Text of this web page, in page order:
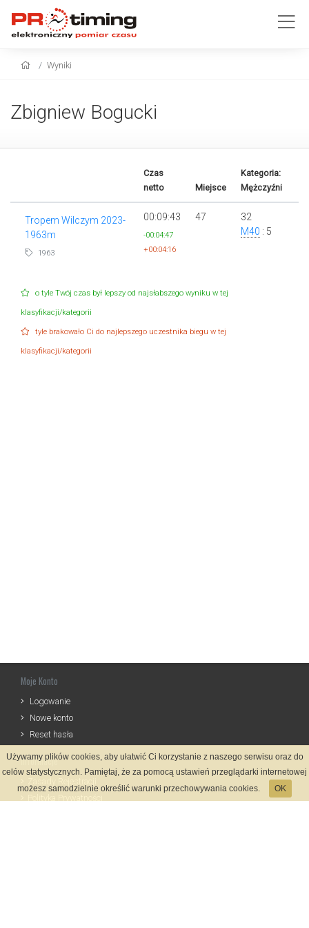
Wyniki
Zbigniew Bogucki
Czas
netto
Miejsce
Kategoria:
Mężczyźni
Tropem Wilczym 2023-
1963m
1963
00:09:43
-00:04:47
+00:04:16
47
32
M40 : 5
o tyle Twój czas był lepszy od najsłabszego wyniku w tej
klasyfikacji/kategorii
tyle brakowało Ci do najlepszego uczestnika biegu w tej
klasyfikacji/kategorii
Moje Konto
Logowanie
Nowe konto
Reset hasła
Informacje
Używamy plików cookies, aby ułatwić Ci korzystanie z naszego serwisu oraz do
celów statystycznych. Pamiętaj, że za pomocą ustawień przeglądarki internetowej
możesz samodzielnie określić warunki przechowywania cookies.
OK